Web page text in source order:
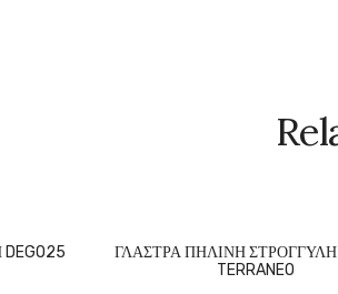
ΓΛΑΣΤΡΑ ΠΗΛΙΝΗ ΣΤΡΟΓΓΥΛΗ
TERRANEO